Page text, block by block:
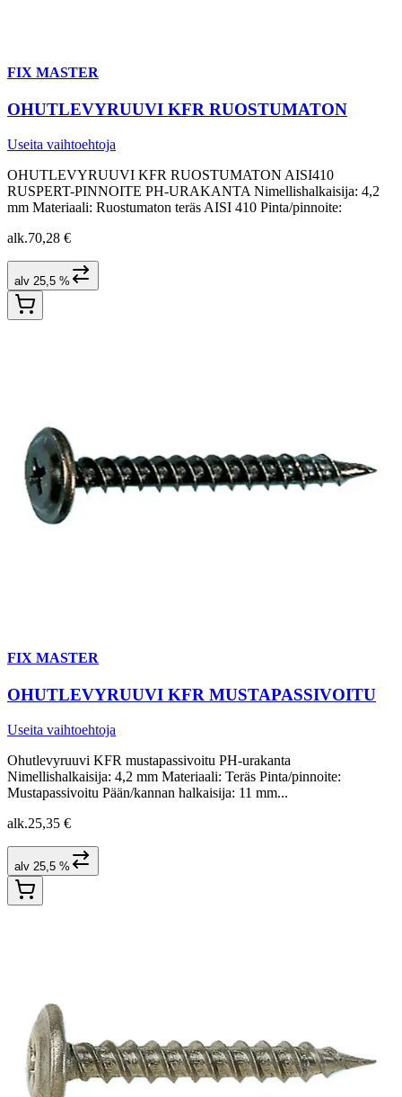
FIX MASTER
OHUTLEVYRUUVI KFR RUOSTUMATON
Useita vaihtoehtoja
OHUTLEVYRUUVI KFR RUOSTUMATON AISI410
RUSPERT-PINNOITE PH-URAKANTA Nimellishalkaisija: 4,2
mm Materiaali: Ruostumaton teräs AISI 410 Pinta/pinnoite:
alk.70,28 €
alv 25,5 %
FIX MASTER
OHUTLEVYRUUVI KFR MUSTAPASSIVOITU
Useita vaihtoehtoja
Ohutlevyruuvi KFR mustapassivoitu PH-urakanta
Nimellishalkaisija: 4,2 mm Materiaali: Teräs Pinta/pinnoite:
Mustapassivoitu Pään/kannan halkaisija: 11 mm...
alk.25,35 €
alv 25,5 %